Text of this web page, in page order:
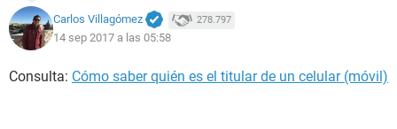
Carlos Villagómez 278.797
14 sep 2017 a las 05:58
Consulta: Cómo saber quién es el titular de un celular (móvil)